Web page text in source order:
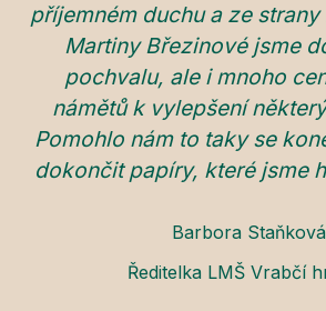
příjemném duchu a ze
Martiny Březinové jsme
pochvalu, ale i mnoho
námětů k vylepšení
Pomohlo nám to taky se
dokončit papíry, které jsme
Barbora Staňková
Ředitelka LMŠ Vrabčí